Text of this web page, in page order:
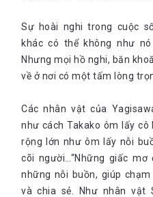
Sự hoài nghi trong cuộc
khác có thể không như
Nhưng mọi hồ nghi, băn
về ở nơi có một tấm lòng
Các nhân vật của
như cách Takako ôm lấy
rộng lớn như ôm lấy nỗi
cõi người…“Những giấc mơ
những nỗi buồn, giúp
và chia sẻ. Như nhân vật